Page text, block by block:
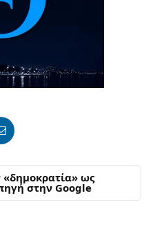
«δημοκρατία» ως
στην Google